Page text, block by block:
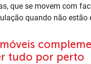
que se movem com
quando não estão
tudo por perto